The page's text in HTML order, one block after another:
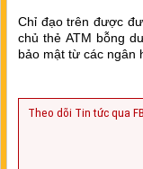
Chỉ đạo trên được
chủ thẻ ATM bỗng
bảo mật từ các ngân
Theo dõi Tin tức qua